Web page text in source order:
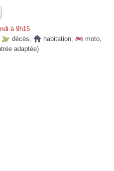
à 9h15
décès, habitation, moto,
adaptée)